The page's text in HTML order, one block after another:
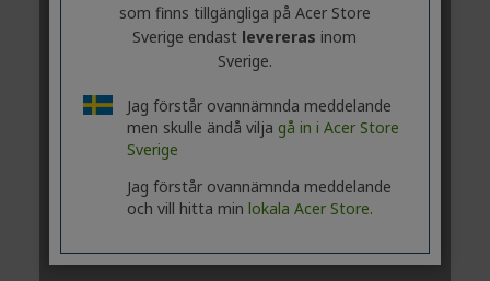
som finns tillgängliga på Acer Store
Sverige endast levereras inom
Sverige.
Jag förstår ovannämnda meddelande
men skulle ändå vilja gå in i Acer Store
Sverige
Jag förstår ovannämnda meddelande
och vill hitta min lokala Acer Store.